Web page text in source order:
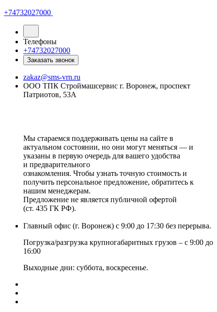
+74732027000
Телефоны
+74732027000
Заказать звонок
zakaz@sms-vrn.ru
ООО ТПК Строймашсервис г. Воронеж, проспект
Патриотов, 53А
Мы стараемся поддерживать цены на сайте в
актуальном состоянии, но они могут меняться — и
указаны в первую очередь для вашего удобства
и предварительного
ознакомления. Чтобы узнать точную стоимость и
получить персональное предложение, обратитесь к
нашим менеджерам.
Предложение не является публичной офертой
(ст. 435 ГК РФ).
Главный офис (г. Воронеж) с 9:00 до 17:30 без перерыва.
Погрузка/разгрузка крупногабаритных грузов – с 9:00 до
16:00
Выходные дни: суббота, воскресенье.